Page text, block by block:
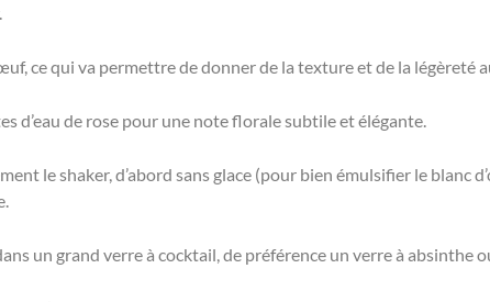
ce qui va permettre de donner de la texture et de la légèreté
d’eau de rose pour une note florale subtile et élégante.
le shaker, d’abord sans glace (pour bien émulsifier le blanc
un grand verre à cocktail, de préférence un verre à absinthe